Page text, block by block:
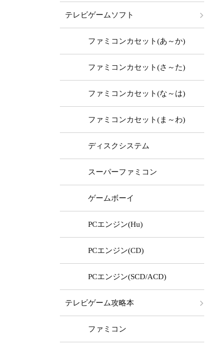
テレビゲームソフト
ファミコンカセット(あ～か)
ファミコンカセット(さ～た)
ファミコンカセット(な～は)
ファミコンカセット(ま～わ)
ディスクシステム
スーパーファミコン
ゲームボーイ
PCエンジン(Hu)
PCエンジン(CD)
PCエンジン(SCD/ACD)
テレビゲーム攻略本
ファミコン
ファミコン本体
TEA4TWO FC/A
￥14,980 ～
TEA4TWO FC/A